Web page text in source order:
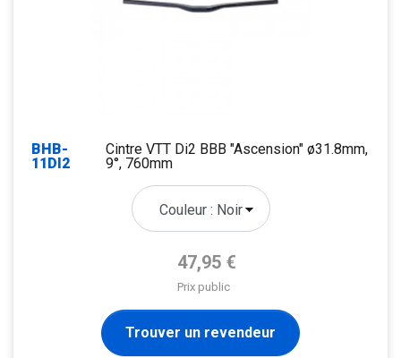
BHB-
11DI2
Cintre VTT Di2 BBB "Ascension" ø31.8mm,
9°, 760mm
Prix de base
47,95 €
Prix public
Trouver un revendeur